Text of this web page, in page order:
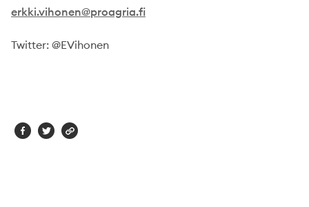
erkki.vihonen@proagria.fi
Twitter: @EVihonen